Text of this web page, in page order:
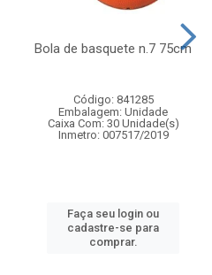
Bola de basquete n.7 75cm
Código: 841285
Embalagem: Unidade
Caixa Com: 30 Unidade(s)
Inmetro: 007517/2019
Faça seu login ou
cadastre-se para
comprar.